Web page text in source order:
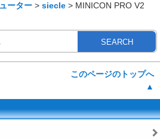
ーター > siecle > MINICON PRO V2
SEARCH
このページのトップへ
▲